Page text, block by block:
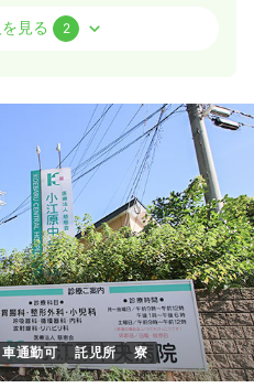
与60.0〜75.0万円
円以上可
詳細を見る
クリニック
見る 2
車通勤可 託児所 寮